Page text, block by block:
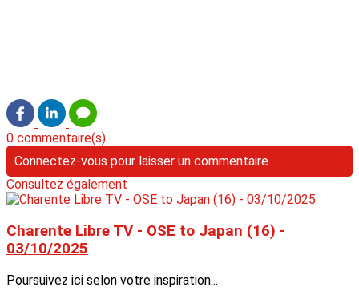
0 commentaire(s)
Connectez-vous pour laisser un commentaire
Consultez également
Charente Libre TV - OSE to Japan (16) -
03/10/2025
Poursuivez ici selon votre inspiration...